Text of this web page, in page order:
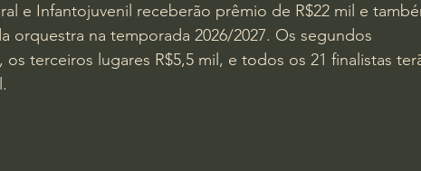
e Infantojuvenil receberão prêmio de R$22 mil e
orquestra na temporada 2026/2027. Os segundos
terceiros lugares R$5,5 mil, e todos os 21 finalistas